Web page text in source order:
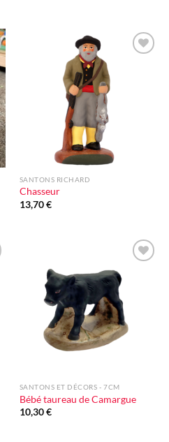
SANTONS RICHARD
Chasseur
13,70€
SANTONS ET DÉCORS - 7CM
Bébé taureau de Camargue
10,30€